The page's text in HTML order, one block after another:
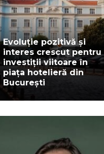
Evoluție pozitivă și
interes crescut pentru
investiții viitoare în
piața hotelieră din
București